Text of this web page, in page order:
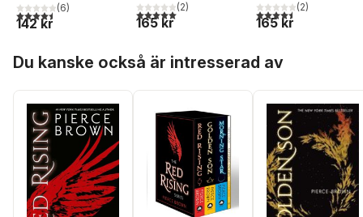
4,5utav 5 stjärnor. Totalt antal röster:
(6)
142 kr
5,0utav 5 stjärnor. Totalt antal röster:
(2)
165 kr
4,5utav 5 stjärnor.
(2)
165 kr
Du kanske också är intresserad av